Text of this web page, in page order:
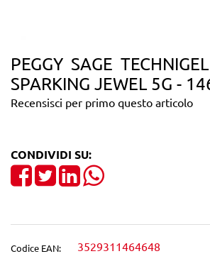
PEGGY SAGE
SPARKING JEWEL 5G -
Recensisci per primo questo articolo
CONDIVIDI SU:
Share on Facebook
TweetShare on LinkedIn
Codice EAN: 3529311464648